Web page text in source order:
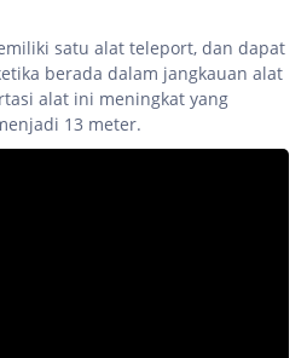
satu alat teleport, dan dapat
berada dalam jangkauan alat
alat ini meningkat yang
13 meter.